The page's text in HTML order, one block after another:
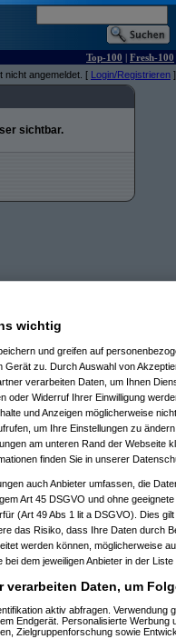
Top-100 | Fresh-100
nicht angemeldet. [ Login/Registrieren ]
sichtbar.
wichtig
und greifen auf
Gerät zu. Durch Auswahl von
verarbeiten Daten, um Ihnen
oder Widerruf Ihrer Einwilligung
und Anzeigen möglicherweise
um Ihre Einstellungen zu
am unteren Rand der Webseite
finden Sie in unserer
auch Anbieter umfassen, die
Art 45 DSGVO und ohne
(Art 49 Abs 1 lit a DSGVO). Dies
das Risiko, dass Ihre Daten durch
werden können, möglicherweise
dem jeweiligen Anbieter in der
verarbeiten Daten, um
aktiv abfragen. Verwendung
Endgerät. Personalisierte Werbung
Zielgruppenforschung sowie